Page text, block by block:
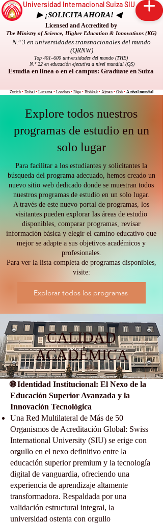
Universidad Internacional Suiza SIU
▶ ¡SOLICITA AHORA! ◀
Licensed and Accredited by
The Ministry of Science, Higher Education & Innovations (KG)
N.º 3 en universidades transnacionales del mundo
(QRNW)
Top 401–600 universidades del mundo (THE)
N.º 22 en educación ejecutiva a nivel mundial (QS)
Estudia en línea o en el campus: Gradúate en Suiza
Zurich • Dubai • Lucerna • Londres • Riga • Bishkek • Ajman • Osh • A nivel mundial
Explore todos nuestros
programas de estudio en un
solo lugar
Para facilitar a los estudiantes y solicitantes la
búsqueda del programa adecuado, hemos creado un
nuevo sitio web dedicado donde se muestran todos
nuestros programas de estudio en un solo lugar.
A través de este nuevo portal de programas, los
visitantes pueden explorar las áreas de estudio
disponibles, comparar programas, revisar
información básica y elegir el camino educativo que
mejor se adapte a sus objetivos académicos y
profesionales.
Para ver la lista completa de programas disponibles,
visite:
Explorar todos los programas
CALIDAD
ACADÉMICA
🌐 Identidad Institucional: El Nexo de la
Educación Superior Avanzada y la
Innovación Tecnológica
Una Red Multilateral de Más de 50
Organismos de Acreditación Global: Swiss
International University (SIU) se erige con
orgullo en el nexo definitivo entre la
educación superior premium y la tecnología
digital de vanguardia, ofreciendo una
experiencia de aprendizaje altamente
transformadora. Respaldada por una
validación estructural integral, la
universidad ostenta con orgullo